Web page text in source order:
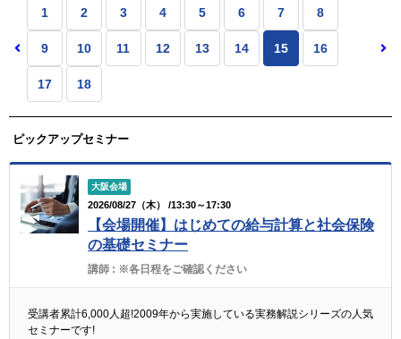
1 2 3 4 5 6 7 8
9 10 11 12 13 14 15 16
17 18
ピックアップセミナー
大阪会場
2026/08/27（木） /13:30～17:30
【会場開催】はじめての給与計算と社会保険
の基礎セミナー
講師 : ※各日程をご確認ください
受講者累計6,000人超!2009年から実施している実務解説シリーズの人気
セミナーです!